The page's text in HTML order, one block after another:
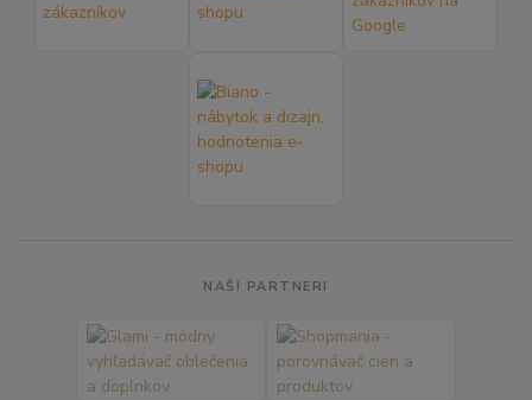
NAŠI PARTNERI